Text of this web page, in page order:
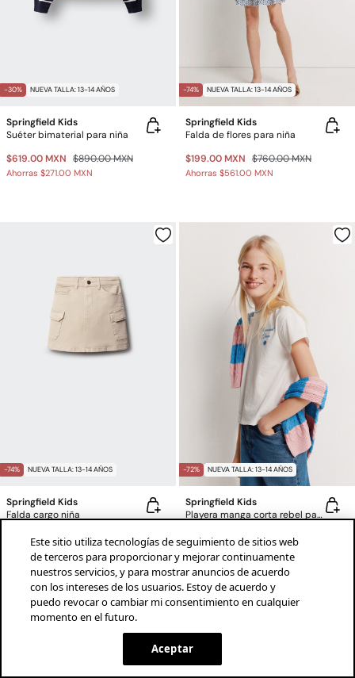
-30% NUEVA TALLA: 13-14 AÑOS
Springfield Kids
Suéter bimaterial para niña
$619.00 MXN $890.00 MXN
Ahorras $271.00 MXN
-74% NUEVA TALLA: 13-14 AÑOS
Springfield Kids
Falda de flores para niña
$199.00 MXN $760.00 MXN
Ahorras $561.00 MXN
-74% NUEVA TALLA: 13-14 AÑOS
Springfield Kids
Falda cargo niña
$199.00 MXN
$760.00 MXN
Ahorras$561.00 MXN
-72% NUEVA TALLA: 13-14 AÑOS
Springfield Kids
Playera manga corta rebel para niña
$159.00 MXN $560.00 MXN
Ahorras$401.00 MXN
¡descarga la app!
Este sitio utiliza tecnologías de seguimiento de sitios web
de terceros para proporcionar y mejorar continuamente
nuestros servicios, y para mostrar anuncios de acuerdo
con los intereses de los usuarios. Estoy de acuerdo y
puedo revocar o cambiar mi consentimiento en cualquier
momento en el futuro.
Aceptar